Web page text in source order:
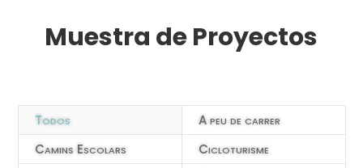
Muestra de Proyectos
Todos
A peu de carrer
Camins Escolars
Cicloturisme